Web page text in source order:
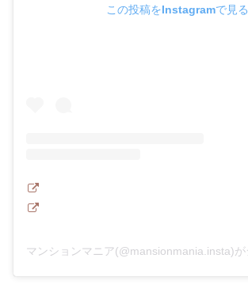
この投稿をInstagramで見る